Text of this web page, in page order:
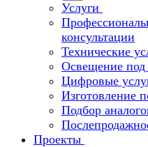
Услуги
консультации
Технические
Освещение
Цифровые
Изготовление
Подбор
Проекты